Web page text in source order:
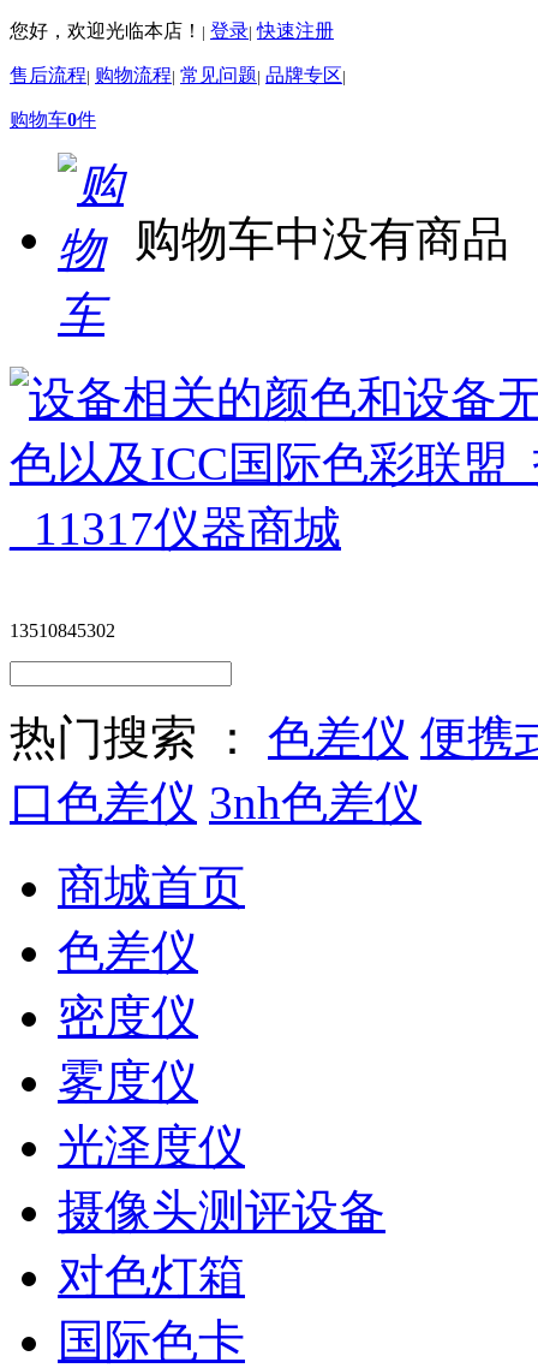
您好，欢迎光临本店！ | 登录| 快速注册
售后流程| 购物流程| 常见问题| 品牌专区|
购物车0件
购物车中没有商品
13510845302
热门搜索 ： 色差仪 便携
口色差仪 3nh色差仪
商城首页
色差仪
密度仪
雾度仪
光泽度仪
摄像头测评设备
对色灯箱
国际色卡